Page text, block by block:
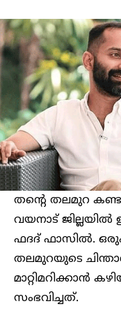
തന്‍റെ തലമുറ
വയനാട് ജില്ലയിൽ
ഫദദ് ഫാസില്‍.
തലമുറയുടെ
മാറ്റിമറിക്കാൻ
സംഭവിച്ചത്.